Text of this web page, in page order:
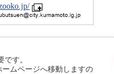
す。
ムページへ移動しますの